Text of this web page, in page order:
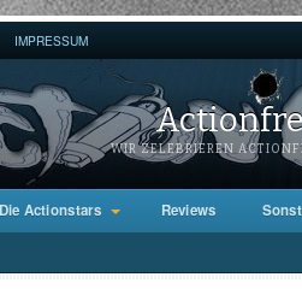
IMPRESSUM
WIR ZELEBRIEREN
Actionstars Reviews